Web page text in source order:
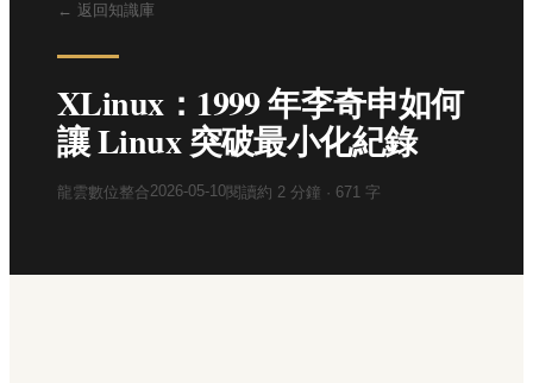
← 返回知識庫
XLinux：1999 年李奇申如何
讓 Linux 突破最小化紀錄
龍雲數位整合2026-05-10閱讀約 2 分鐘 · 671 字